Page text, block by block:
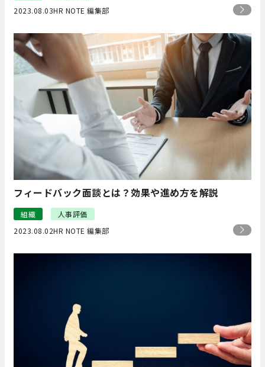
2023.08.03HR NOTE 編集部
フィードバック面談とは？効果や進め方を解説
組織
人事評価
2023.08.02HR NOTE 編集部